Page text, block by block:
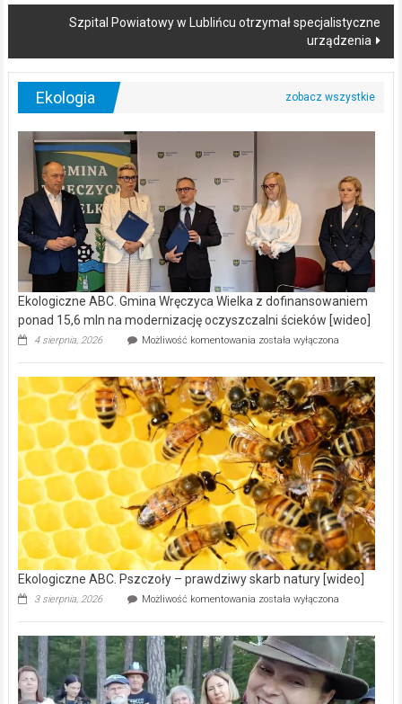
Szpital Powiatowy w Lublińcu otrzymał specjalistyczne
urządzenia
Ekologia
Ekologiczne ABC. Gmina Wręczyca Wielka z dofinansowaniem
ponad 15,6 mln na modernizację oczyszczalni ścieków [wideo]
4 sierpnia, 2026 Możliwość komentowania Ekologiczne
Wręczyca
Wielka
z
dofinansowaniem
ponad
15,6
mln
na
modernizację
oczyszczalni
ścieków
[wideo]
została wyłączona
Ekologiczne ABC. Pszczoły – prawdziwy skarb natury [wideo]
3 sierpnia, 2026 Możliwość komentowania Ekologiczne
–
prawdziwy
skarb
natury
[wideo]
została wyłączona